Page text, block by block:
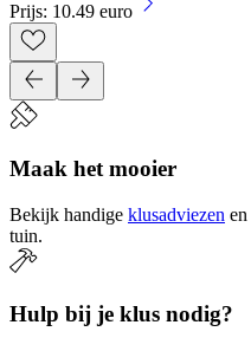
Prijs: 10.49 euro
Maak het mooier
Bekijk handige klusadviezen en
tuin.
Hulp bij je klus nodig?